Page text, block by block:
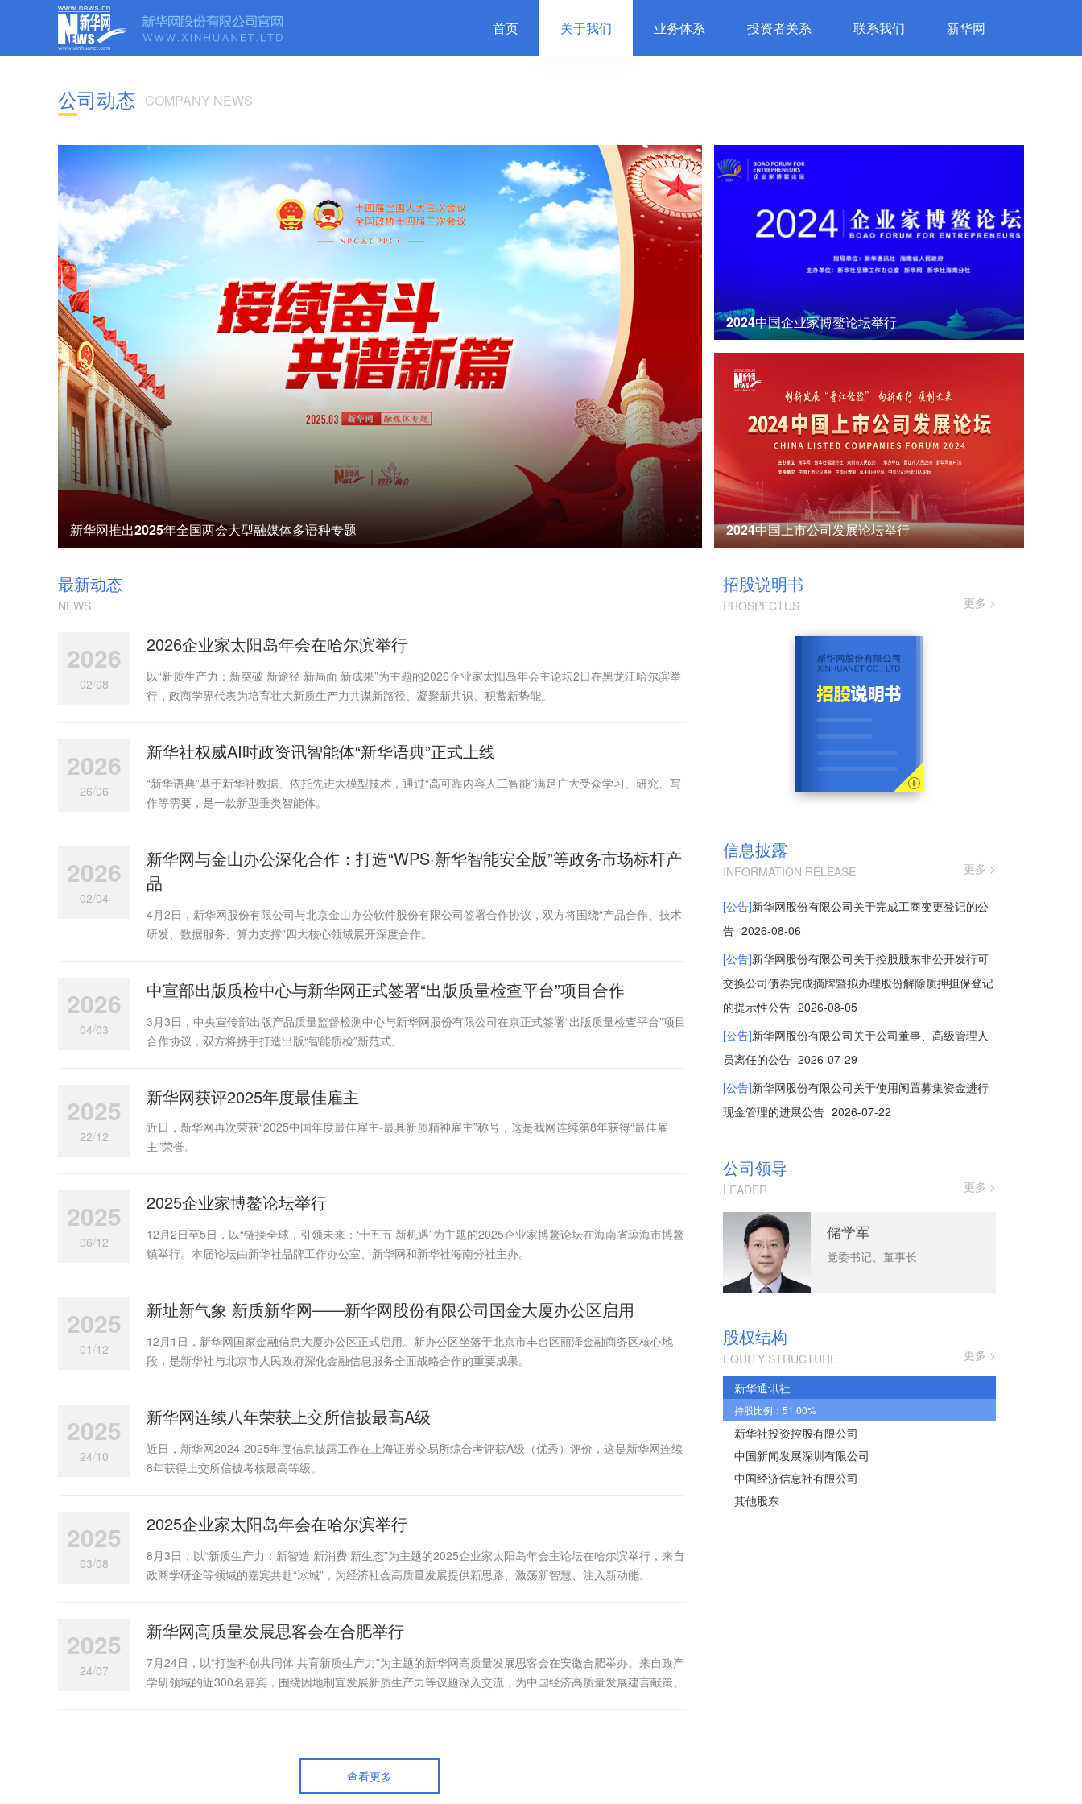
首页 关于我们 业务体系 投资者关系 联系我们 新华网
公司动态 COMPANY NEWS
新华网推出2025年全国两会大型融媒体多语种专题
2024中国企业家博鳌论坛举行
2024中国上市公司发展论坛举行
最新动态
NEWS
2026
02/08
2026企业家太阳岛年会在哈尔滨举行
以“新质生产力：新突破 新途径 新局面 新成果”为主题的2026企业家太阳岛年会主论坛2日在黑龙江哈尔滨举
行，政商学界代表为培育壮大新质生产力共谋新路径、凝聚新共识、积蓄新势能。
2026
26/06
新华社权威AI时政资讯智能体“新华语典”正式上线
“新华语典”基于新华社数据、依托先进大模型技术，通过“高可靠内容人工智能”满足广大受众学习、研究、写
作等需要，是一款新型垂类智能体。
2026
02/04
新华网与金山办公深化合作：打造“WPS·新华智能安全版”等政务市场标杆产
品
4月2日，新华网股份有限公司与北京金山办公软件股份有限公司签署合作协议，双方将围绕“产品合作、技术
研发、数据服务、算力支撑”四大核心领域展开深度合作。
2026
04/03
中宣部出版质检中心与新华网正式签署“出版质量检查平台”项目合作
3月3日，中央宣传部出版产品质量监督检测中心与新华网股份有限公司在京正式签署“出版质量检查平台”项目
合作协议，双方将携手打造出版“智能质检”新范式。
2025
22/12
新华网获评2025年度最佳雇主
近日，新华网再次荣获“2025中国年度最佳雇主-最具新质精神雇主”称号，这是我网连续第8年获得“最佳雇
主”荣誉。
2025
06/12
2025企业家博鳌论坛举行
12月2日至5日，以“链接全球，引领未来：‘十五五’新机遇”为主题的2025企业家博鳌论坛在海南省琼海市博鳌
镇举行。本届论坛由新华社品牌工作办公室、新华网和新华社海南分社主办。
2025
01/12
新址新气象 新质新华网——新华网股份有限公司国金大厦办公区启用
12月1日，新华网国家金融信息大厦办公区正式启用。新办公区坐落于北京市丰台区丽泽金融商务区核心地
段，是新华社与北京市人民政府深化金融信息服务全面战略合作的重要成果。
2025
24/10
新华网连续八年荣获上交所信披最高A级
近日，新华网2024-2025年度信息披露工作在上海证券交易所综合考评获A级（优秀）评价，这是新华网连续
8年获得上交所信披考核最高等级。
2025
03/08
2025企业家太阳岛年会在哈尔滨举行
8月3日，以“新质生产力：新智造 新消费 新生态”为主题的2025企业家太阳岛年会主论坛在哈尔滨举行，来自
政商学研企等领域的嘉宾共赴“冰城”，为经济社会高质量发展提供新思路、激荡新智慧、注入新动能。
2025
24/07
新华网高质量发展思客会在合肥举行
7月24日，以“打造科创共同体 共育新质生产力”为主题的新华网高质量发展思客会在安徽合肥举办。来自政产
学研领域的近300名嘉宾，围绕因地制宜发展新质生产力等议题深入交流，为中国经济高质量发展建言献策。
查看更多
招股说明书
PROSPECTUS 更多 >
信息披露
INFORMATION RELEASE 更多 >
[公告]新华网股份有限公司关于完成工商变更登记的公
告 2026-08-06
[公告]新华网股份有限公司关于控股股东非公开发行可
交换公司债券完成摘牌暨拟办理股份解除质押担保登记
的提示性公告 2026-08-05
[公告]新华网股份有限公司关于公司董事、高级管理人
员离任的公告 2026-07-29
[公告]新华网股份有限公司关于使用闲置募集资金进行
现金管理的进展公告 2026-07-22
公司领导
LEADER 更多 >
储学军
党委书记、董事长
股权结构
EQUITY STRUCTURE 更多 >
新华通讯社
持股比例：51.00%
新华社投资控股有限公司
中国新闻发展深圳有限公司
中国经济信息社有限公司
其他股东